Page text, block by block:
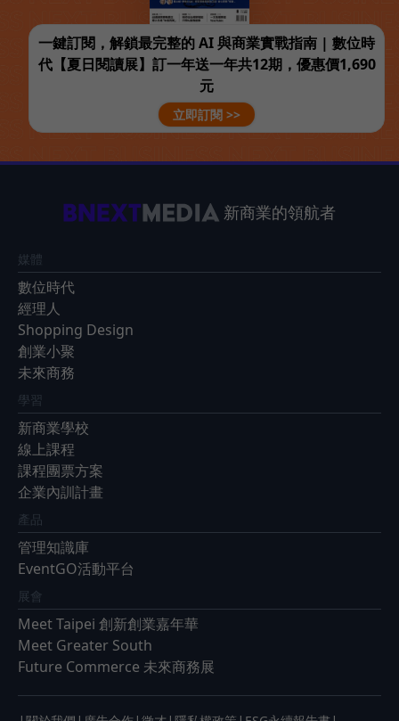
一鍵訂閱，解鎖最完整的 AI 與商業實戰指南 | 數位時
代【夏日閱讀展】訂一年送一年共12期，優惠價1,690
元
立即訂閱 >>
新商業的領航者
媒體
數位時代
經理人
Shopping Design
創業小聚
未來商務
學習
新商業學校
線上課程
課程團票方案
企業內訓計畫
產品
管理知識庫
EventGO活動平台
展會
Meet Taipei 創新創業嘉年華
Meet Greater South
Future Commerce 未來商務展